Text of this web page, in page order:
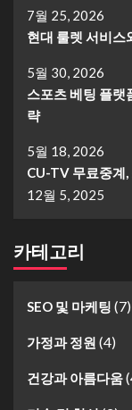
7월 25, 2026
현대 룰렛 서비스
5월 30, 2026
스포츠 베팅 플랫
략
5월 18, 2026
CU-TV 무료중계
12월 5, 2025
카테고리
SEO 및 마케팅 (7)
가정과 정원 (4)
건강과 아름다움